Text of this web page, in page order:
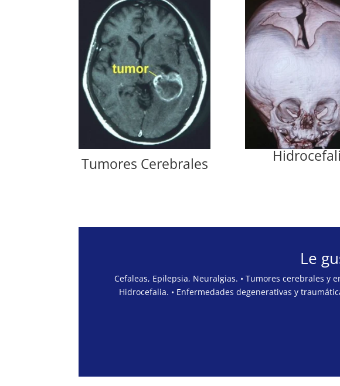
Tumores Cerebrales
Le
Cefaleas, Epilepsia, Neuralgias. • Tumores cerebrales
Hidrocefalia. • Enfermedades degenerativas y